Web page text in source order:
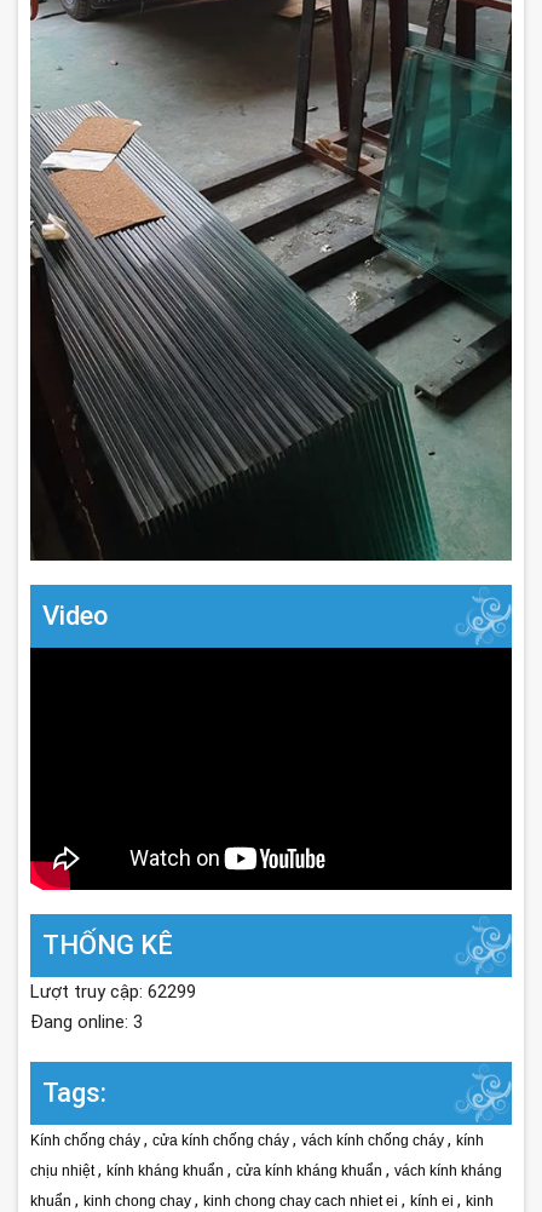
Video
THỐNG KÊ
Lượt truy cập: 62299
Đang online: 3
Tags:
Kính chống cháy , cửa kính chống cháy , vách kính chống cháy , kính
chịu nhiệt, kính kháng khuẩn , cửa kính kháng khuẩn , vách kính kháng
khuẩn , kinh chong chay , kinh chong chay cach nhiet ei , kính ei , kinh